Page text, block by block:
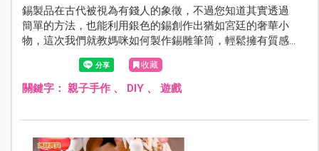
錫製品在古代被視為有錢人的象徵，不過您知道其實透過
簡單的方法，也能利用銀色的錫創作出猶如宮廷的奢華小
物，這次我們就教媽咪如何製作錫雕筆筒，輕鬆擁有質感
收藏
關鍵字： 親子手作、 DIY、 遊戲